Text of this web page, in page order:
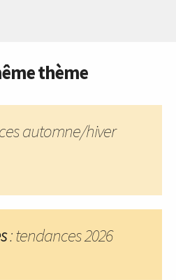
thème
automne/hiver
: tendances 2026